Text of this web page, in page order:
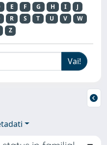
E F G H I
J
R S T U V
W
Z